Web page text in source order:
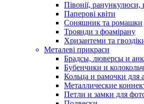
Півонії, ранункулюси,
Паперові квіти
Соняшник та ромашки
Троянди з фоамірану
Хризантеми та
Металеві прикраси
Брадсы, люверсы и
Бубенчики и
Кольца и рамочки для
Металлические
Петли и замки для